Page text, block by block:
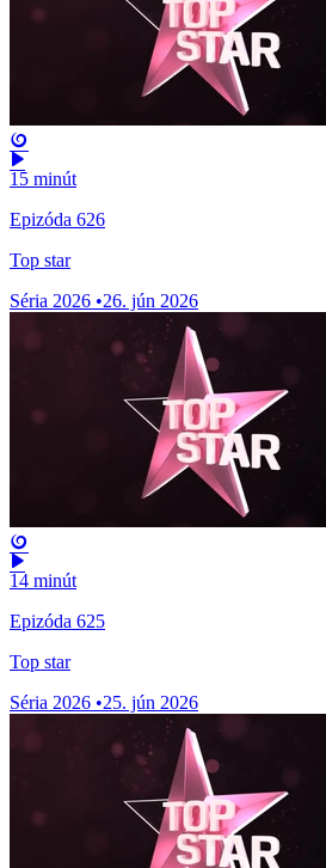
15 minút
Epizóda 626
Top star
Séria 2026 •26. jún 2026
14 minút
Epizóda 625
Top star
Séria 2026 •25. jún 2026